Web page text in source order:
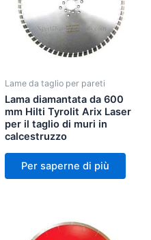
Lame da taglio per pareti
Lama diamantata da 600
mm Hilti Tyrolit Arix Laser
per il taglio di muri in
calcestruzzo
Per saperne di più